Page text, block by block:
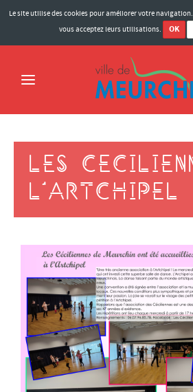
Le site utilise des cookies pour améliorer votre
vous acceptez leurs utilisations.
OK
MAIRIE
MOT DU MAIRE
COMPTES-RENDUS DES
MARCHÉS PUBLICS
HISTOIRE DE LA VILLE
PROPOS DES ÉLUS DE LA
PROPOS DES ÉLUS DE
CONSEIL MUNICIPAL JEUNES
ETAT-CIVIL
LES
L'ARTCHIPEL